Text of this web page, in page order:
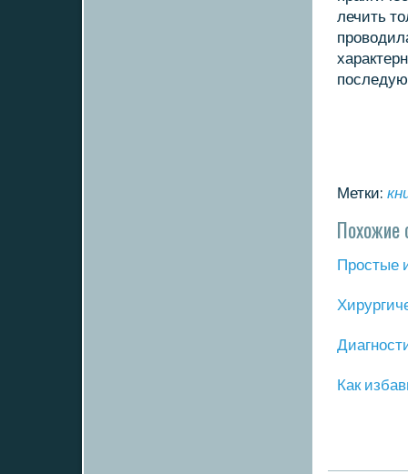
лечить
Метки:
Похожие
Прοстые
Как